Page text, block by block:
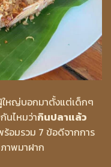
ใหญ่บอกมาตั้งแต่เด็กๆ
นไหมว่ากินปลาแล้ว
ร้อมรวม 7 ข้อดีจากการ
าพมาฝาก